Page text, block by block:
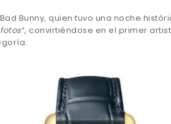
Bunny, quien tuvo una noche
”, convirtiéndose en el primer